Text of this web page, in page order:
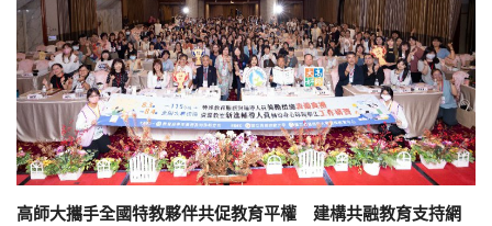
高師大攜手全國特教夥伴共促教育平權 建構共融教育支持網